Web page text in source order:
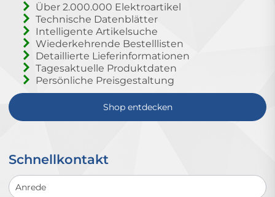
Über 2.000.000 Elektroartikel
Technische Datenblätter
Intelligente Artikelsuche
Wiederkehrende Bestelllisten
Detaillierte Lieferinformationen
Tagesaktuelle Produktdaten
Persönliche Preisgestaltung
Shop entdecken
Schnellkontakt
Schnellkontakt